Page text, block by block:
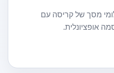
מסך של קריסה עם
אופציונלית.